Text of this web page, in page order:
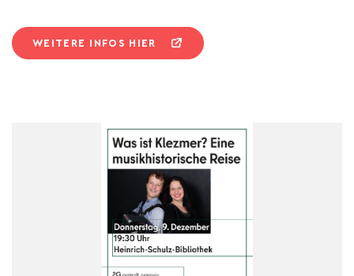
WEITERE INFOS HIER